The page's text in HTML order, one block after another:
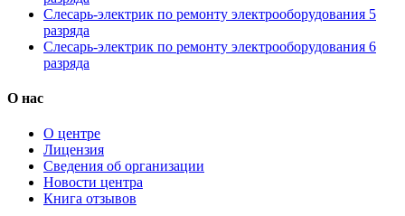
Слесарь-электрик по ремонту электрооборудования 5
разряда
Слесарь-электрик по ремонту электрооборудования 6
разряда
О нас
О центре
Лицензия
Сведения об организации
Новости центра
Книга отзывов